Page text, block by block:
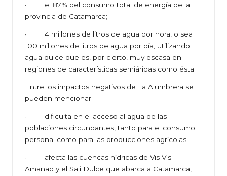
· el 87% del consumo total de energía de la
provincia de Catamarca;
· 4 millones de litros de agua por hora, o sea
100 millones de litros de agua por día, utilizando
agua dulce que es, por cierto, muy escasa en
regiones de características semiáridas como ésta.
Entre los impactos negativos de La Alumbrera se
pueden mencionar:
· dificulta en el acceso al agua de las
poblaciones circundantes, tanto para el consumo
personal como para las producciones agrícolas;
· afecta las cuencas hídricas de Vis Vis-
Amanao y el Sali Dulce que abarca a Catamarca,